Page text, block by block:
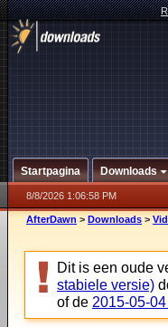
Startpagina Downloads
8/8/2026 1:06:58 PM
AfterDawn > Downloads >
Dit is een oude
stabiele versie)
of de 2015-05-